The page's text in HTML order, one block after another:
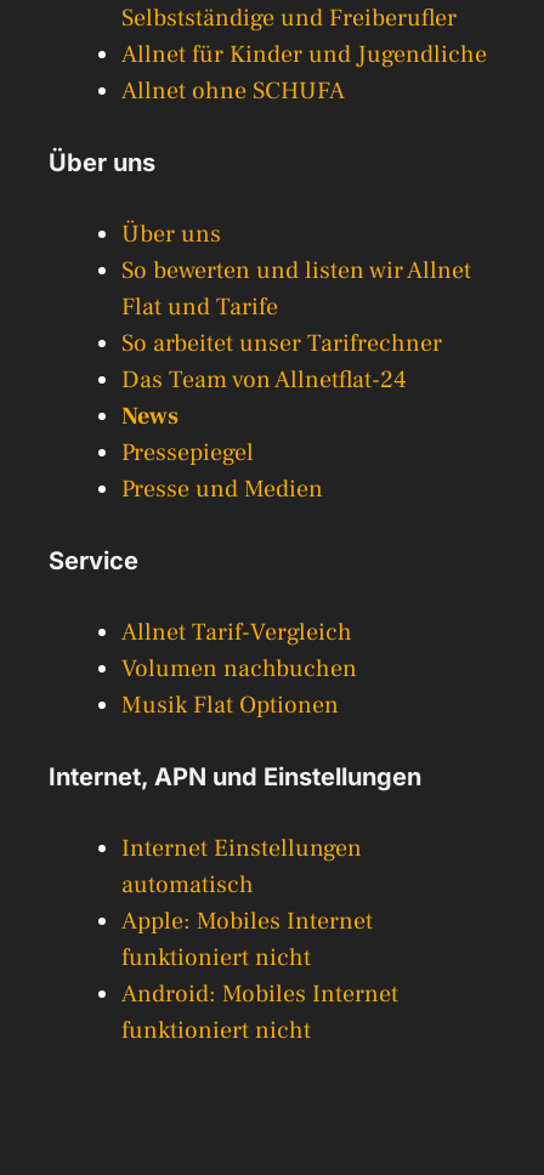
Selbstständige und Freiberufler
Allnet für Kinder und Jugendliche
Allnet ohne SCHUFA
Über uns
Über uns
So bewerten und listen wir Allnet
Flat und Tarife
So arbeitet unser Tarifrechner
Das Team von Allnetflat-24
News
Pressepiegel
Presse und Medien
Service
Allnet Tarif-Vergleich
Volumen nachbuchen
Musik Flat Optionen
Internet, APN und Einstellungen
Internet Einstellungen
automatisch
Apple: Mobiles Internet
funktioniert nicht
Android: Mobiles Internet
funktioniert nicht